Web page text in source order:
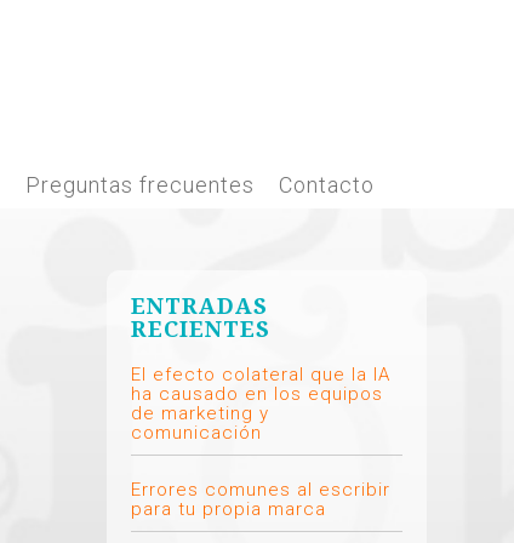
Preguntas frecuentes Contacto
ENTRADAS
RECIENTES
El efecto colateral que la IA
ha causado en los equipos
de marketing y
comunicación
Errores comunes al escribir
para tu propia marca